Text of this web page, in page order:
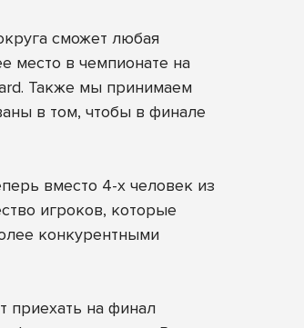
сможет любая
место в чемпионате на
Также мы принимаем
в том, чтобы в финале
вместо 4-х человек из
игроков, которые
конкурентными
приехать на финал